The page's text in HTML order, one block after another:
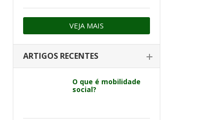
VEJA MAIS
ARTIGOS RECENTES
O que é mobilidade
social?